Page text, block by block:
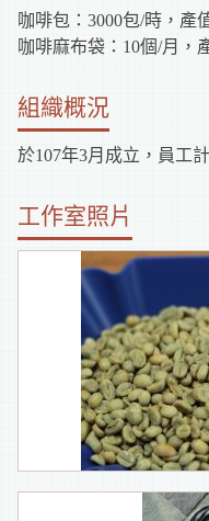
咖啡包：3000包/時，產
咖啡麻布袋：10個/月，
組織概況
於107年3月成立，員工
工作室照片